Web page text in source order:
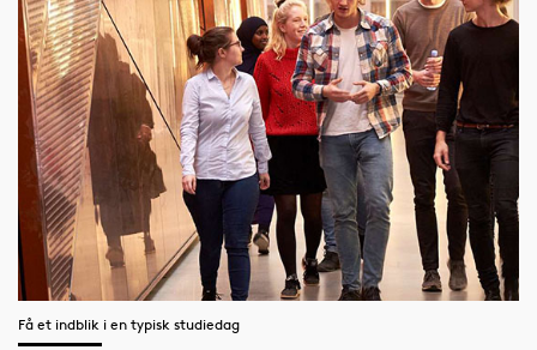
Få et indblik i en typisk studiedag